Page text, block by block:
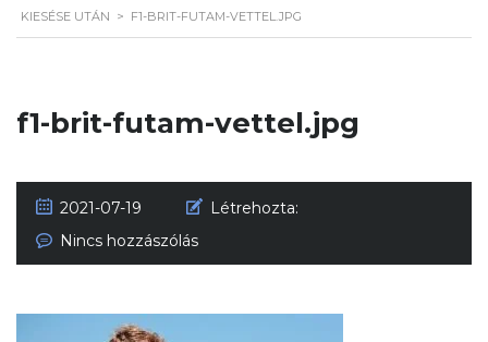
KIESÉSE UTÁN > F1-BRIT-FUTAM-VETTEL.JPG
f1-brit-futam-vettel.jpg
2021-07-19
Létrehozta:
Nincs hozzászólás